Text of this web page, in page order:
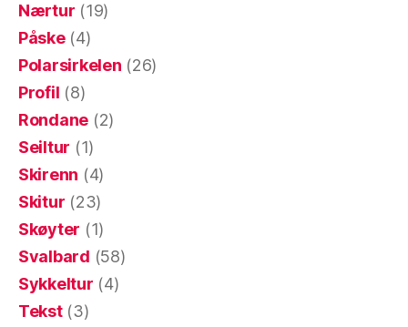
Nærtur (19)
Påske(4)
Polarsirkelen (26)
Profil (8)
Rondane (2)
Seiltur (1)
Skirenn (4)
Skitur (23)
Skøyter (1)
Svalbard (58)
Sykkeltur (4)
Tekst(3)